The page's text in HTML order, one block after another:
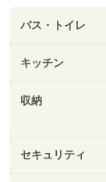
バス・トイレ
キッチン
収納
セキュリティ